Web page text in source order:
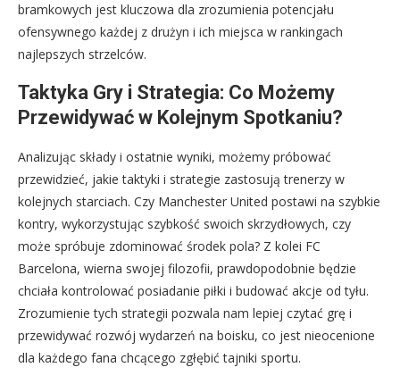
bramkowych jest kluczowa dla zrozumienia potencjału
ofensywnego każdej z drużyn i ich miejsca w rankingach
najlepszych strzelców.
Taktyka Gry i Strategia: Co Możemy
Przewidywać w Kolejnym Spotkaniu?
Analizując składy i ostatnie wyniki, możemy próbować
przewidzieć, jakie taktyki i strategie zastosują trenerzy w
kolejnych starciach. Czy Manchester United postawi na szybkie
kontry, wykorzystując szybkość swoich skrzydłowych, czy
może spróbuje zdominować środek pola? Z kolei FC
Barcelona, wierna swojej filozofii, prawdopodobnie będzie
chciała kontrolować posiadanie piłki i budować akcje od tyłu.
Zrozumienie tych strategii pozwala nam lepiej czytać grę i
przewidywać rozwój wydarzeń na boisku, co jest nieocenione
dla każdego fana chcącego zgłębić tajniki sportu.